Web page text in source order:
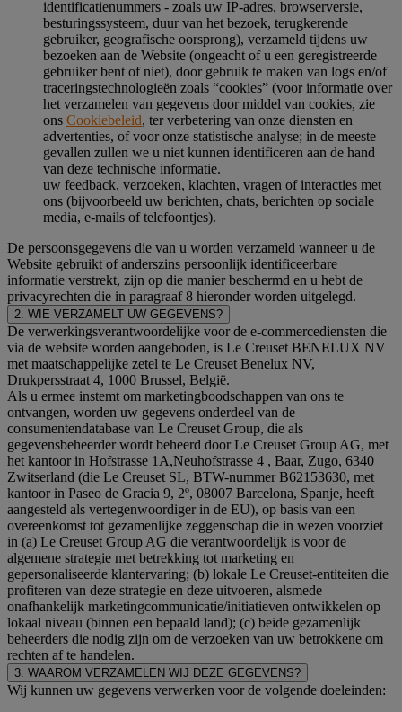
identificatienummers - zoals uw IP-adres, browserversie,
besturingssysteem, duur van het bezoek, terugkerende
gebruiker, geografische oorsprong), verzameld tijdens uw
bezoeken aan de Website (ongeacht of u een geregistreerde
gebruiker bent of niet), door gebruik te maken van logs en/of
traceringstechnologieën zoals “cookies” (voor informatie over
het verzamelen van gegevens door middel van cookies, zie
ons Cookiebeleid, ter verbetering van onze diensten en
advertenties, of voor onze statistische analyse; in de meeste
gevallen zullen we u niet kunnen identificeren aan de hand
van deze technische informatie.
uw feedback, verzoeken, klachten, vragen of interacties met
ons (bijvoorbeeld uw berichten, chats, berichten op sociale
media, e-mails of telefoontjes).
De persoonsgegevens die van u worden verzameld wanneer u de
Website gebruikt of anderszins persoonlijk identificeerbare
informatie verstrekt, zijn op die manier beschermd en u hebt de
privacyrechten die in paragraaf 8 hieronder worden uitgelegd.
2. WIE VERZAMELT UW GEGEVENS?
De verwerkingsverantwoordelijke voor de e-commercediensten die
via de website worden aangeboden, is Le Creuset BENELUX NV
met maatschappelijke zetel te Le Creuset Benelux NV,
Drukpersstraat 4, 1000 Brussel, België.
Als u ermee instemt om marketingboodschappen van ons te
ontvangen, worden uw gegevens onderdeel van de
consumentendatabase van Le Creuset Group, die als
gegevensbeheerder wordt beheerd door Le Creuset Group AG, met
het kantoor in Hofstrasse 1A,Neuhofstrasse 4 , Baar, Zugo, 6340
Zwitserland (die Le Creuset SL, BTW-nummer B62153630, met
kantoor in Paseo de Gracia 9, 2º, 08007 Barcelona, Spanje, heeft
aangesteld als vertegenwoordiger in de EU), op basis van een
overeenkomst tot gezamenlijke zeggenschap die in wezen voorziet
in (a) Le Creuset Group AG die verantwoordelijk is voor de
algemene strategie met betrekking tot marketing en
gepersonaliseerde klantervaring; (b) lokale Le Creuset-entiteiten die
profiteren van deze strategie en deze uitvoeren, alsmede
onafhankelijk marketingcommunicatie/initiatieven ontwikkelen op
lokaal niveau (binnen een bepaald land); (c) beide gezamenlijk
beheerders die nodig zijn om de verzoeken van uw betrokkene om
rechten af te handelen.
3. WAAROM VERZAMELEN WIJ DEZE GEGEVENS?
Wij kunnen uw gegevens verwerken voor de volgende doeleinden: